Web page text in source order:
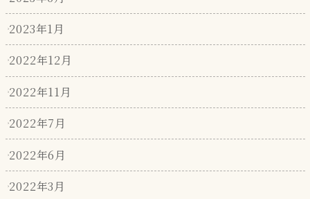
2023年1月
2022年12月
2022年11月
2022年7月
2022年6月
2022年3月